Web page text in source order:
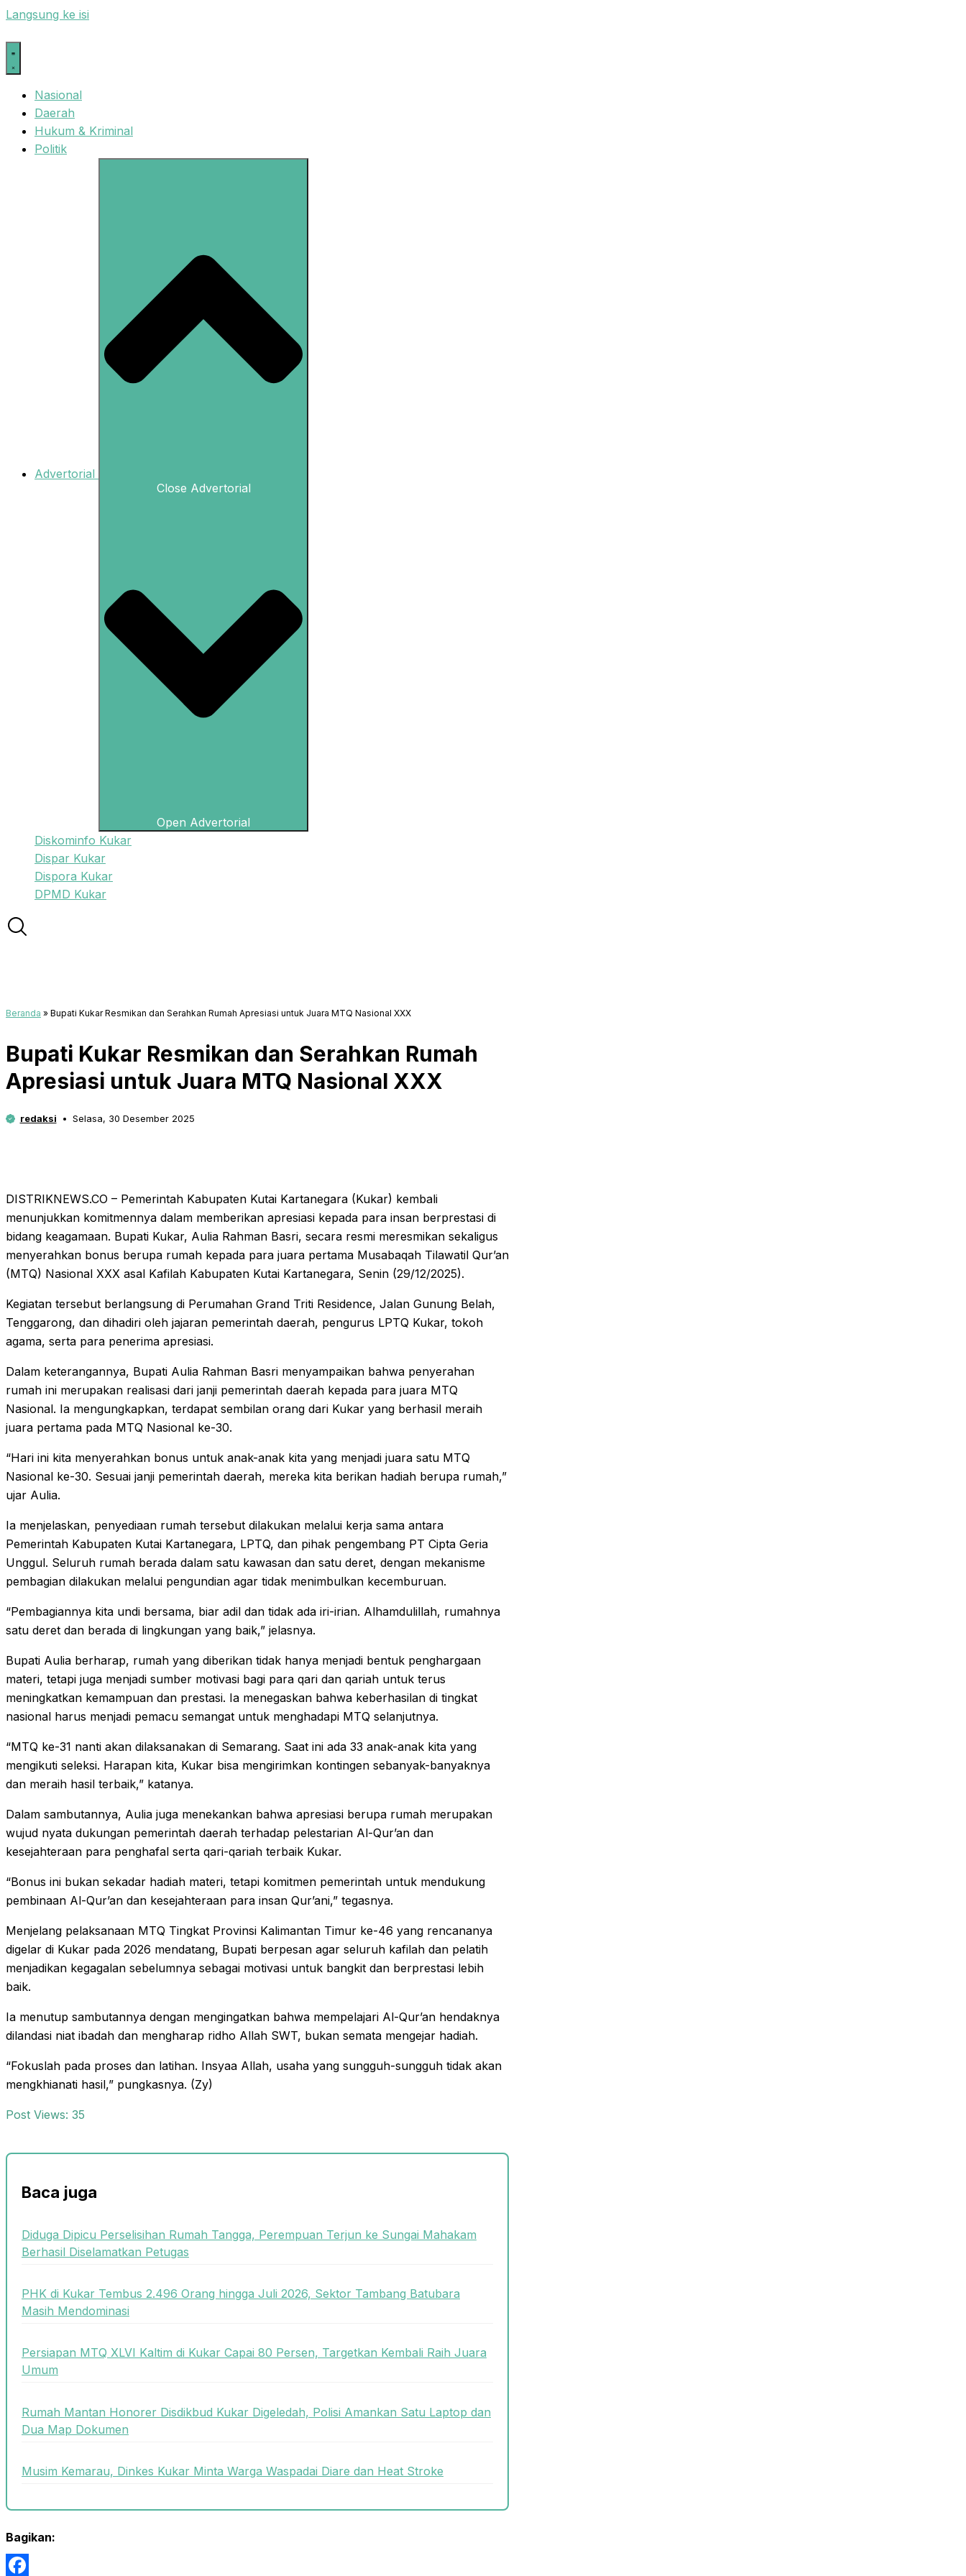
Langsung ke isi
Nasional
Daerah
Hukum & Kriminal
Politik
Advertorial
Close Advertorial
Open Advertorial
Diskominfo Kukar
Dispar Kukar
Dispora Kukar
DPMD Kukar
Beranda » Bupati Kukar Resmikan dan Serahkan Rumah Apresiasi untuk Juara MTQ Nasional XXX
Bupati Kukar Resmikan dan Serahkan Rumah
Apresiasi untuk Juara MTQ Nasional XXX
redaksi Selasa, 30 Desember 2025
DISTRIKNEWS.CO – Pemerintah Kabupaten Kutai Kartanegara (Kukar) kembali
menunjukkan komitmennya dalam memberikan apresiasi kepada para insan berprestasi di
bidang keagamaan. Bupati Kukar, Aulia Rahman Basri, secara resmi meresmikan sekaligus
menyerahkan bonus berupa rumah kepada para juara pertama Musabaqah Tilawatil Qur’an
(MTQ) Nasional XXX asal Kafilah Kabupaten Kutai Kartanegara, Senin (29/12/2025).
Kegiatan tersebut berlangsung di Perumahan Grand Triti Residence, Jalan Gunung Belah,
Tenggarong, dan dihadiri oleh jajaran pemerintah daerah, pengurus LPTQ Kukar, tokoh
agama, serta para penerima apresiasi.
Dalam keterangannya, Bupati Aulia Rahman Basri menyampaikan bahwa penyerahan
rumah ini merupakan realisasi dari janji pemerintah daerah kepada para juara MTQ
Nasional. Ia mengungkapkan, terdapat sembilan orang dari Kukar yang berhasil meraih
juara pertama pada MTQ Nasional ke-30.
“Hari ini kita menyerahkan bonus untuk anak-anak kita yang menjadi juara satu MTQ
Nasional ke-30. Sesuai janji pemerintah daerah, mereka kita berikan hadiah berupa rumah,”
ujar Aulia.
Ia menjelaskan, penyediaan rumah tersebut dilakukan melalui kerja sama antara
Pemerintah Kabupaten Kutai Kartanegara, LPTQ, dan pihak pengembang PT Cipta Geria
Unggul. Seluruh rumah berada dalam satu kawasan dan satu deret, dengan mekanisme
pembagian dilakukan melalui pengundian agar tidak menimbulkan kecemburuan.
“Pembagiannya kita undi bersama, biar adil dan tidak ada iri-irian. Alhamdulillah, rumahnya
satu deret dan berada di lingkungan yang baik,” jelasnya.
Bupati Aulia berharap, rumah yang diberikan tidak hanya menjadi bentuk penghargaan
materi, tetapi juga menjadi sumber motivasi bagi para qari dan qariah untuk terus
meningkatkan kemampuan dan prestasi. Ia menegaskan bahwa keberhasilan di tingkat
nasional harus menjadi pemacu semangat untuk menghadapi MTQ selanjutnya.
“MTQ ke-31 nanti akan dilaksanakan di Semarang. Saat ini ada 33 anak-anak kita yang
mengikuti seleksi. Harapan kita, Kukar bisa mengirimkan kontingen sebanyak-banyaknya
dan meraih hasil terbaik,” katanya.
Dalam sambutannya, Aulia juga menekankan bahwa apresiasi berupa rumah merupakan
wujud nyata dukungan pemerintah daerah terhadap pelestarian Al-Qur’an dan
kesejahteraan para penghafal serta qari-qariah terbaik Kukar.
“Bonus ini bukan sekadar hadiah materi, tetapi komitmen pemerintah untuk mendukung
pembinaan Al-Qur’an dan kesejahteraan para insan Qur’ani,” tegasnya.
Menjelang pelaksanaan MTQ Tingkat Provinsi Kalimantan Timur ke-46 yang rencananya
digelar di Kukar pada 2026 mendatang, Bupati berpesan agar seluruh kafilah dan pelatih
menjadikan kegagalan sebelumnya sebagai motivasi untuk bangkit dan berprestasi lebih
baik.
Ia menutup sambutannya dengan mengingatkan bahwa mempelajari Al-Qur’an hendaknya
dilandasi niat ibadah dan mengharap ridho Allah SWT, bukan semata mengejar hadiah.
“Fokuslah pada proses dan latihan. Insyaa Allah, usaha yang sungguh-sungguh tidak akan
mengkhianati hasil,” pungkasnya. (Zy)
Post Views: 35
Baca juga
Diduga Dipicu Perselisihan Rumah Tangga, Perempuan Terjun ke Sungai Mahakam
Berhasil Diselamatkan Petugas
PHK di Kukar Tembus 2.496 Orang hingga Juli 2026, Sektor Tambang Batubara
Masih Mendominasi
Persiapan MTQ XLVI Kaltim di Kukar Capai 80 Persen, Targetkan Kembali Raih Juara
Umum
Rumah Mantan Honorer Disdikbud Kukar Digeledah, Polisi Amankan Satu Laptop dan
Dua Map Dokumen
Musim Kemarau, Dinkes Kukar Minta Warga Waspadai Diare dan Heat Stroke
Bagikan: